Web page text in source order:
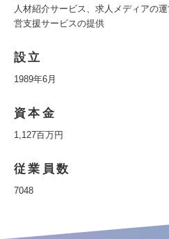
人材紹介サービス、求人メディアの
営支援サービスの提供
設立
1989年6月
資本金
1,127百万円
従業員数
7048